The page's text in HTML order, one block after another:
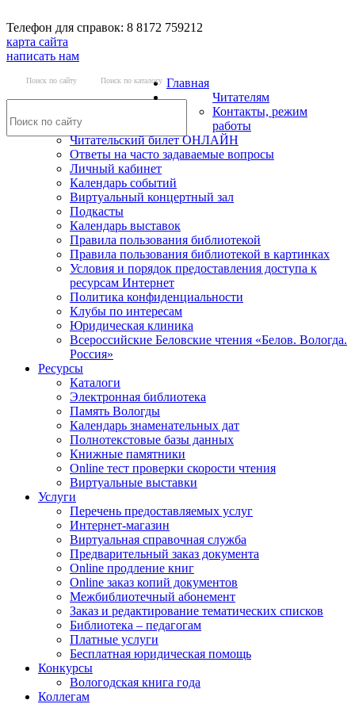
Телефон для справок: 8 8172 759212
карта сайта
написать нам
Поиск по сайту Поиск по каталогу Главная
Читателям
Контакты, режим
работы
Читательский билет ОНЛАЙН
Ответы на часто задаваемые вопросы
Личный кабинет
Календарь событий
Виртуальный концертный зал
Подкасты
Календарь выставок
Правила пользования библиотекой
Правила пользования библиотекой в картинках
Условия и порядок предоставления доступа к
ресурсам Интернет
Политика конфиденциальности
Клубы по интересам
Юридическая клиника
Всероссийские Беловские чтения «Белов. Вологда.
Россия»
Ресурсы
Каталоги
Электронная библиотека
Память Вологды
Календарь знаменательных дат
Полнотекстовые базы данных
Книжные памятники
Online тест проверки скорости чтения
Виртуальные выставки
Услуги
Перечень предоставляемых услуг
Интернет-магазин
Виртуальная справочная служба
Предварительный заказ документа
Online продление книг
Online заказ копий документов
Межбиблиотечный абонемент
Заказ и редактирование тематических списков
Библиотека – педагогам
Платные услуги
Бесплатная юридическая помощь
Конкурсы
Вологодская книга года
Коллегам